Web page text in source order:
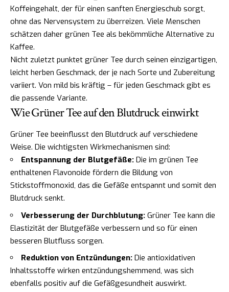
Koffeingehalt, der für einen sanften Energieschub sorgt,
ohne das Nervensystem zu überreizen. Viele Menschen
schätzen daher grünen Tee als bekömmliche Alternative zu
Kaffee.
Nicht zuletzt punktet grüner Tee durch seinen einzigartigen,
leicht herben Geschmack, der je nach Sorte und Zubereitung
variiert. Von mild bis kräftig – für jeden Geschmack gibt es
die passende Variante.
Wie Grüner Tee auf den Blutdruck einwirkt
Grüner Tee beeinflusst den Blutdruck auf verschiedene
Weise. Die wichtigsten Wirkmechanismen sind:
Entspannung der Blutgefäße: Die im grünen Tee
enthaltenen Flavonoide fördern die Bildung von
Stickstoffmonoxid, das die Gefäße entspannt und somit den
Blutdruck senkt.
Verbesserung der Durchblutung: Grüner Tee kann die
Elastizität der Blutgefäße verbessern und so für einen
besseren Blutfluss sorgen.
Reduktion von Entzündungen: Die antioxidativen
Inhaltsstoffe wirken entzündungshemmend, was sich
ebenfalls positiv auf die Gefäßgesundheit auswirkt.